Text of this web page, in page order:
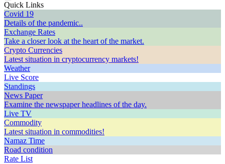
Quick Links
Covid 19
Details of the pandemic..
Exchange Rates
Take a closer look at the heart of the market.
Crypto Currencies
Latest situation in cryptocurrency markets!
Weather
Live Score
Standings
News Paper
Examine the newspaper headlines of the day.
Live TV
Commodity
Latest situation in commodities!
Namaz Time
Road condition
Rate List